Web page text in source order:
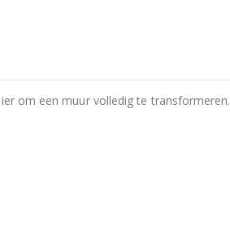
om een muur volledig te transformeren.